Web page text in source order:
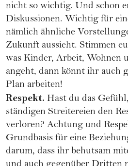
nicht so wichtig. Und schon
Diskussionen. Wichtig für
nämlich ähnliche
Zukunft aussieht. Stimmen
was Kinder, Arbeit, Wohnen
angeht, dann könnt ihr auch
Plan arbeiten!
Respekt. Hast du das
ständigen Streitereien den
verloren? Achtung und
Grundbasis für eine
darum, dass ihr behutsam